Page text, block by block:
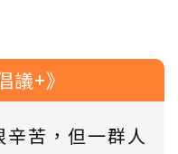
+》
辛苦，但一群人